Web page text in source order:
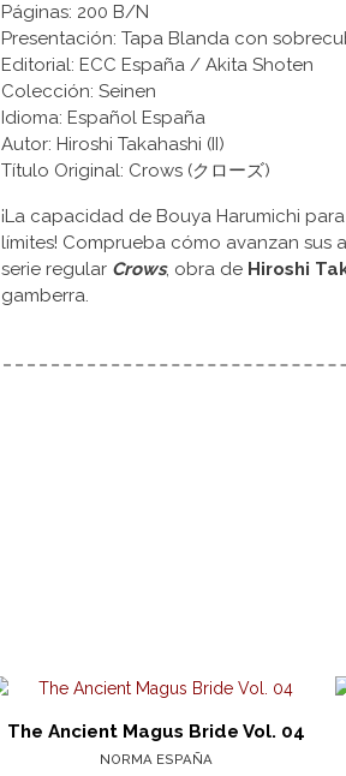
Páginas: 200 B/N
Presentación: Tapa Blanda con
Editorial: ECC España / Akita Shoten
Colección: Seinen
Idioma: Español España
Autor: Hiroshi Takahashi (II)
Título Original: Crows (クローズ)
¡La capacidad de Bouya Harumichi
límites! Comprueba cómo avanzan sus
serie regular Crows, obra de Hiroshi
gamberra.
The Ancient Magus Bride Vol. 04
NORMA ESPAÑA